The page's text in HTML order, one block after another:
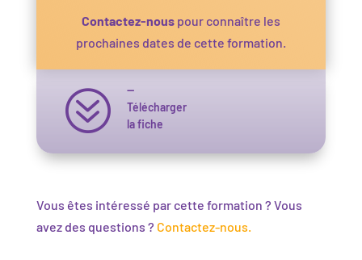
Contactez-nouspour connaître les
prochaines dates de cette formation.
?
—
Télécharger
la fiche
Vous êtes intéressé par cette formation ? Vous
avez des questions ? Contactez-nous.